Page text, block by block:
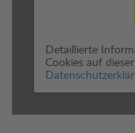
Detaillierte
Cookies auf